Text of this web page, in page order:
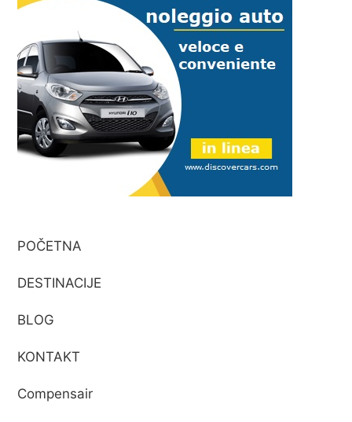
POČETNA
DESTINACIJE
BLOG
KONTAKT
Compensair